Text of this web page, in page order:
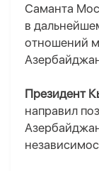
Саманта
в
отношений
Президент
направил